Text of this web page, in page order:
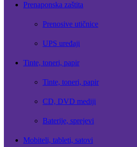
Prenaponska zaštita
Prenosive utičnice
UPS uređaji
Tinte, toneri, papir
Tinte, toneri, papir
CD, DVD mediji
Baterije, sprejevi
Mobiteli, tableti, satovi